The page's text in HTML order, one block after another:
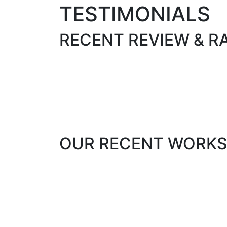
TESTIMONIALS
RECENT REVIEW &
OUR RECENT WORKS